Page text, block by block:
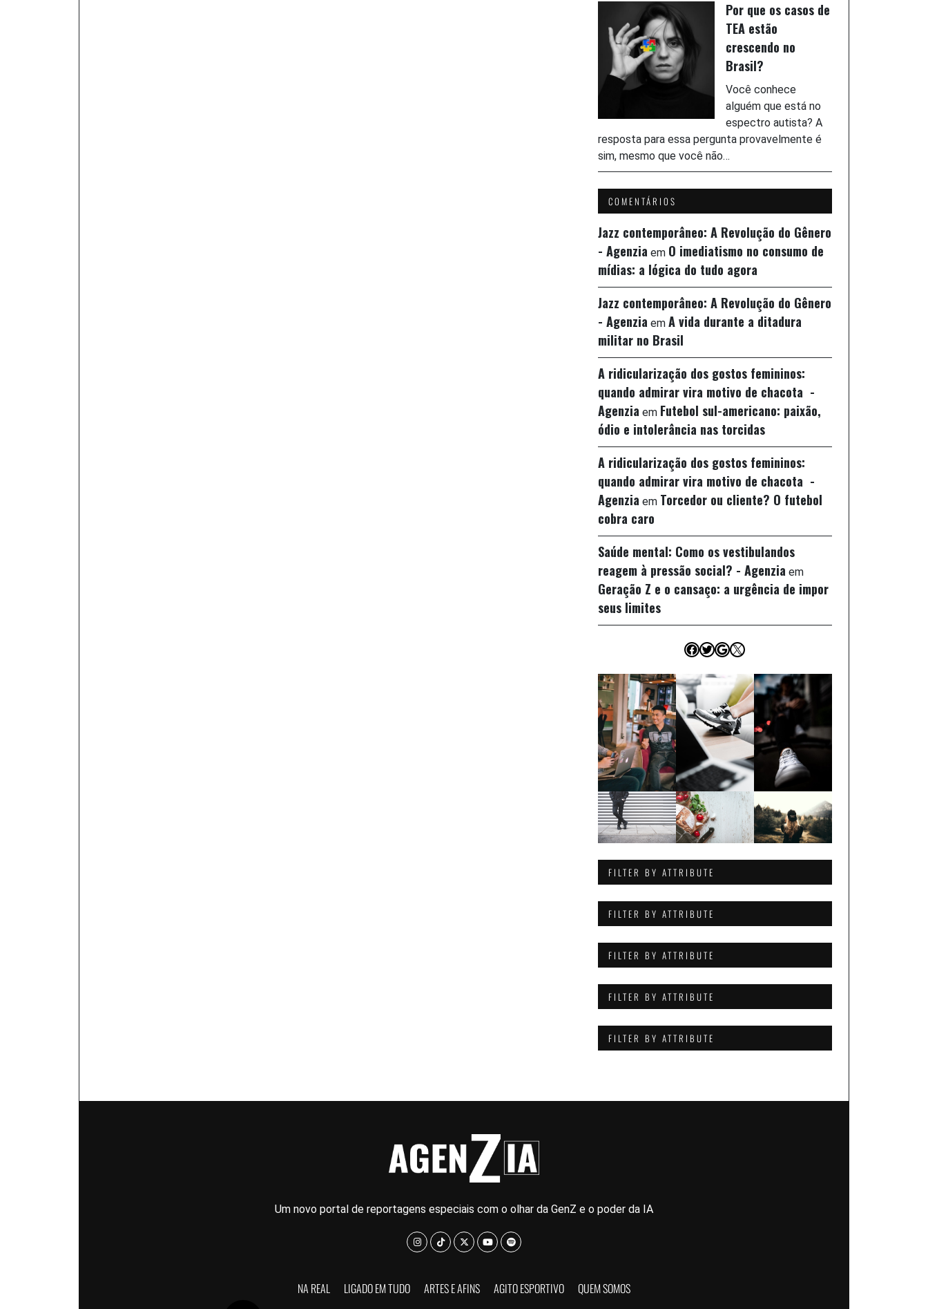
Por que os casos de
TEA estão
crescendo no
Brasil?
Você conhece
alguém que está no
espectro autista? A
resposta para essa pergunta provavelmente é
sim, mesmo que você não…
COMENTÁRIOS
Jazz contemporâneo: A Revolução do Gênero
- Agenzia em O imediatismo no consumo de
mídias: a lógica do tudo agora
Jazz contemporâneo: A Revolução do Gênero
- Agenzia em A vida durante a ditadura
militar no Brasil
A ridicularização dos gostos femininos:
quando admirar vira motivo de chacota -
Agenzia em Futebol sul-americano: paixão,
ódio e intolerância nas torcidas
A ridicularização dos gostos femininos:
quando admirar vira motivo de chacota -
Agenzia em Torcedor ou cliente? O futebol
cobra caro
Saúde mental: Como os vestibulandos
reagem à pressão social? - Agenzia em
Geração Z e o cansaço: a urgência de impor
seus limites
Facebook
Twitter
Google
X
FILTER BY ATTRIBUTE
FILTER BY ATTRIBUTE
FILTER BY ATTRIBUTE
FILTER BY ATTRIBUTE
FILTER BY ATTRIBUTE
Um novo portal de reportagens especiais com o olhar da GenZ e o poder da IA
NA REAL LIGADO EM TUDO ARTES E AFINS AGITO ESPORTIVO QUEM SOMOS